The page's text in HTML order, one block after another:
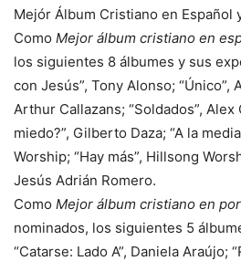
Mejór Álbum Cristiano en Español
Como Mejor álbum cristiano en
los siguientes 8 álbumes y sus
con Jesús”, Tony Alonso; “Único”,
Arthur Callazans; “Soldados”, Alex
miedo?”, Gilberto Daza; “A la
Worship; “Hay más”, Hillsong
Jesús Adrián Romero.
Como Mejor álbum cristiano en
nominados, los siguientes 5
“Catarse: Lado A”, Daniela Araújo;